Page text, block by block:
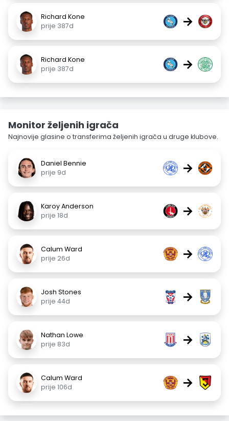
Richard Kone
prije 387d
→
Richard Kone
prije 387d
→
Monitor željenih igrača
Najnovije glasine o transferima željenih igrača u druge klubove.
Daniel Bennie
prije 9d
→
Karoy Anderson
prije 18d
→
Calum Ward
prije 26d
→
Josh Stones
prije 44d
→
Nathan Lowe
prije 83d
→
Calum Ward
prije 106d
→